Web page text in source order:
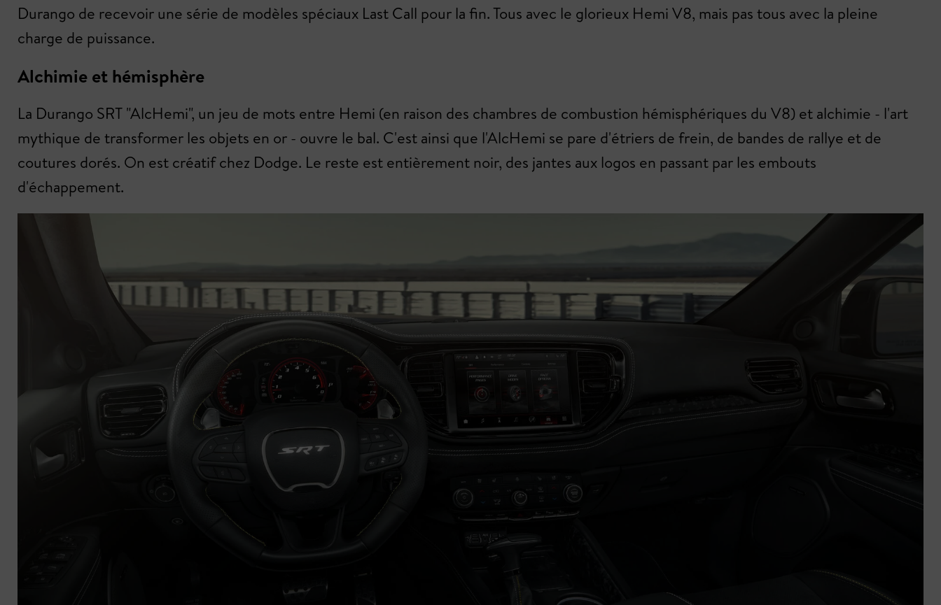
Durango de recevoir une série de modèles spéciaux Last Call pour la fin. Tous avec le glorieux Hemi V8, mais pas tous avec la pleine
charge de puissance.
Alchimie et hémisphère
La Durango SRT "AlcHemi", un jeu de mots entre Hemi (en raison des chambres de combustion hémisphériques du V8) et alchimie - l'art
mythique de transformer les objets en or - ouvre le bal. C'est ainsi que l'AlcHemi se pare d'étriers de frein, de bandes de rallye et de
coutures dorés. On est créatif chez Dodge. Le reste est entièrement noir, des jantes aux logos en passant par les embouts
d'échappement.